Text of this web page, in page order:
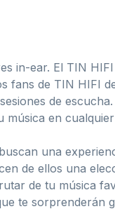
in-ear. El TIN
fans de TIN HIFI
de
música en
una
de ellos una
de tu música
te sorprenderán